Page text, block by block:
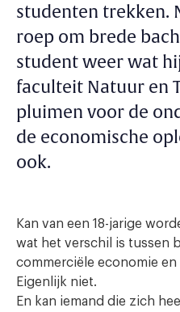
studenten trekken.
roep om brede
student weer wat
faculteit Natuur en
pluimen voor de
de economische
ook.
Kan van een 18-jarige
wat het verschil is tussen
commerciële economie
Eigenlijk niet.
En kan iemand die zich